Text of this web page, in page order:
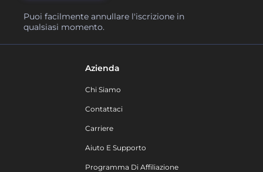
Puoi facilmente annullare l'iscrizione in
qualsiasi momento.
Azienda
Chi Siamo
Contattaci
Carriere
Aiuto E Supporto
Programma Di Affiliazione